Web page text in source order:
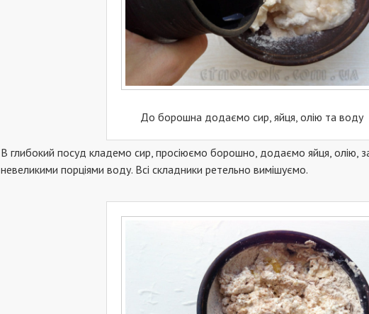
До борошна додаємо сир, яйця, олію та воду
В глибокий посуд кладемо сир, просіюємо борошно, додаємо яйця, олію,
невеликими порціями воду. Всі складники ретельно вимішуємо.